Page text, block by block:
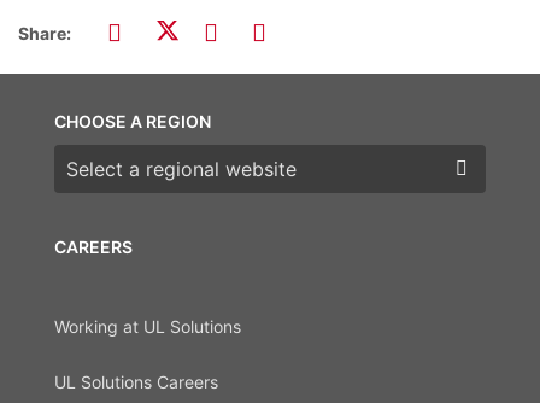
Share:
CAREERS
Working at UL Solutions
UL Solutions Careers
CHOOSE A REGION
Choose a region